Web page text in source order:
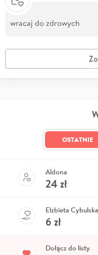
wracaj do zdrowych
OSTATNIE
Aldona
24 zł
Elzbieta Cybulska
6 zł
Dołącz do listy